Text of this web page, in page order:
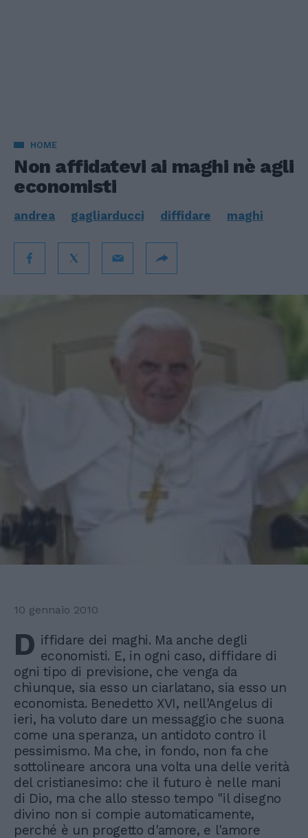
HOME
Non affidatevi ai maghi nè agli
economisti
andrea gagliarducci diffidare maghi
10 gennaio 2010
D iffidare dei maghi. Ma anche degli
economisti. E, in ogni caso, diffidare di
ogni tipo di previsione, che venga da
chiunque, sia esso un ciarlatano, sia esso un
economista. Benedetto XVI, nell'Angelus di
ieri, ha voluto dare un messaggio che suona
come una speranza, un antidoto contro il
pessimismo. Ma che, in fondo, non fa che
sottolineare ancora una volta una delle verità
del cristianesimo: che il futuro è nelle mani
di Dio, ma che allo stesso tempo "il disegno
divino non si compie automaticamente,
perché è un progetto d'amore, e l'amore